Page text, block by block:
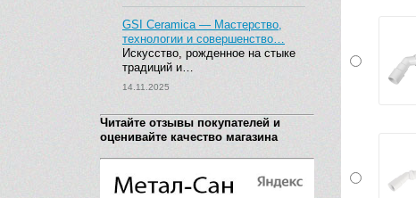
GSI Ceramica — Мастерство,
технологии и совершенство…
Искусство, рожденное на стыке
традиций и…
14.11.2025
Читайте отзывы покупателей и
оценивайте качество магазина